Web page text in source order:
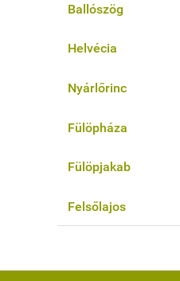
Ballószög
Helvécia
Nyárlőrinc
Fülöpháza
Fülöpjakab
Felsőlajos